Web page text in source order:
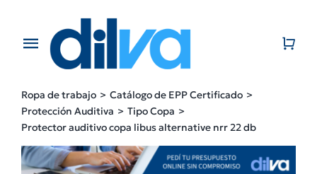
contentToggle
EMPRESA
PRODUCTOS
Ropa de trabajo
Catálogo de EPP Certificado
Protección Auditiva
Tipo Copa
Protector auditivo copa libus alternative nrr 22 db